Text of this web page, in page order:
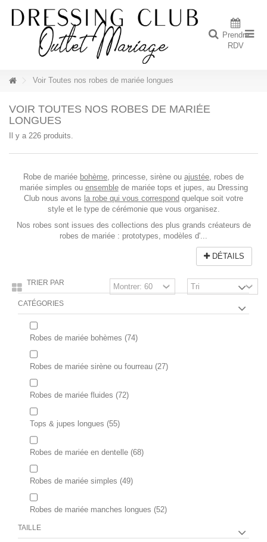
Prendre
RDV
Voir Toutes nos robes de mariée longues
VOIR TOUTES NOS ROBES DE MARIÉE
LONGUES
Il y a 226 produits.
Robe de mariée bohème, princesse, sirène ou ajustée, robes de
mariée simples ou ensemblede mariée tops et jupes, au Dressing
Club nous avons la robe qui vous correspond quelque soit votre
style et le type de cérémonie que vous organisez.
Nos robes sont issues des collections des plus grands créateurs de
robes de mariée : prototypes, modèles d'...
DÉTAILS
TRIER PAR
CATÉGORIES
Robes de mariée bohèmes (74)
Robes de mariée sirène ou fourreau (27)
Robes de mariée fluides (72)
Tops & jupes longues (55)
Robes de mariée en dentelle (68)
Robes de mariée simples (49)
Robes de mariée manches longues (52)
TAILLE